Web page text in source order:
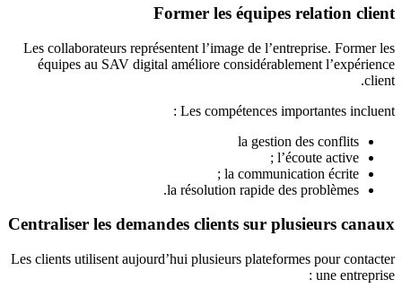
Former les équipes relation client
Les collaborateurs représentent l’image de l’entreprise. Former les
équipes au SAV digital améliore considérablement l’expérience
client.
Les compétences importantes incluent :
la gestion des conflits
l’écoute active ;
la communication écrite ;
la résolution rapide des problèmes.
Centraliser les demandes clients sur plusieurs canaux
Les clients utilisent aujourd’hui plusieurs plateformes pour contacter
une entreprise :